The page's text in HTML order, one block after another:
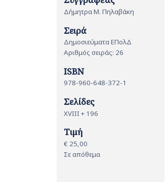
Δήμητρα Μ. Πηλαβάκη
Σειρά
Δημοσιεύματα ΕΠολΔ
Αριθμός σειράς: 26
ISBN
978-960-648-372-1
Σελίδες
XVIII + 196
Τιμή
€ 25,00
Σε απόθεμα